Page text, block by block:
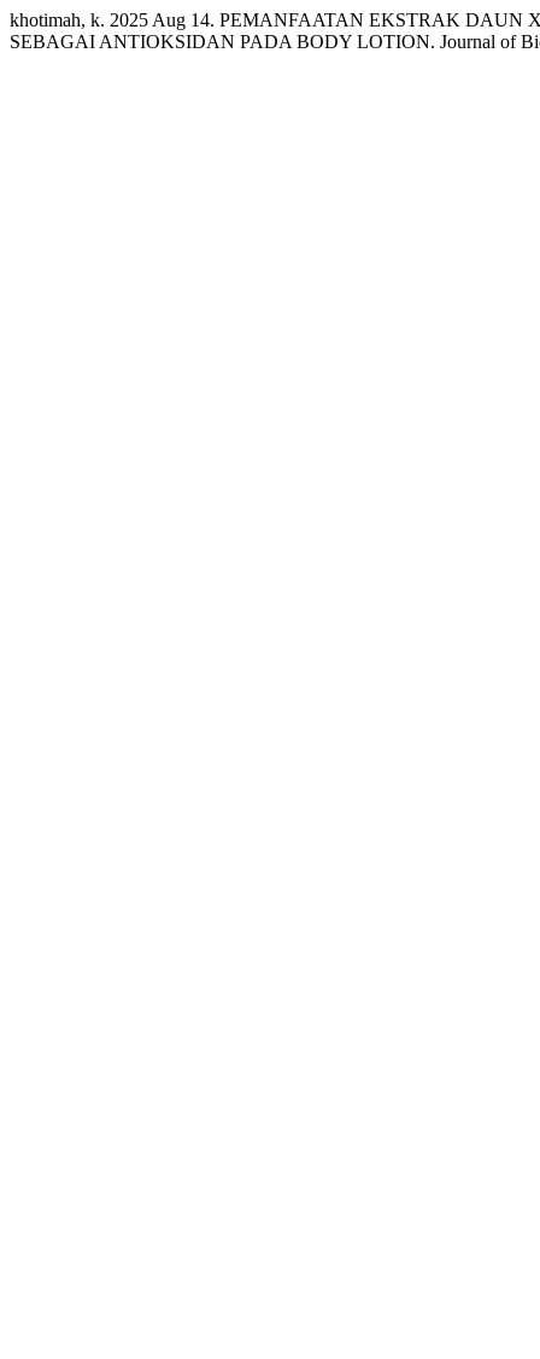
khotimah, k. 2025 Aug 14. PEMANFAATAN EKSTRAK
SEBAGAI ANTIOKSIDAN PADA BODY LOTION. Journal of